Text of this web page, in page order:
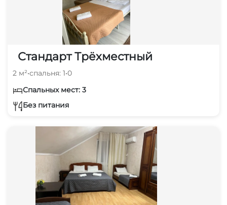
Стандарт Трёхместный
2 м²•спальня: 1•0
Спальных мест: 3
Без питания